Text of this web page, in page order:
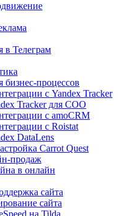
в Телеграм
бизнес-процессов
с Yandex Tracker
Tracker для СОО
с amoCRM
с Roistat
DataLens
Carrot Quest
продаж
в онлайн
сайта
сайта
на Tilda